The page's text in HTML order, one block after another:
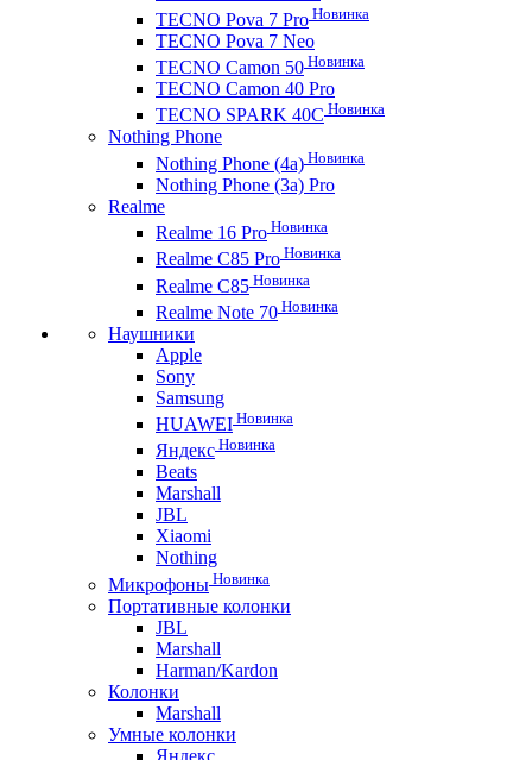
TECNO Pova 7 Pro Новинка
TECNO Pova 7 Neo
TECNO Camon 50 Новинка
TECNO Camon 40 Pro
TECNO SPARK 40C Новинка
Nothing Phone
Nothing Phone (4a) Новинка
Nothing Phone (3a) Pro
Realme
Realme 16 Pro Новинка
Realme C85 Pro Новинка
Realme C85 Новинка
Realme Note 70 Новинка
Наушники
Apple
Sony
Samsung
HUAWEI Новинка
Яндекс Новинка
Beats
Marshall
JBL
Xiaomi
Nothing
Микрофоны Новинка
Портативные колонки
JBL
Marshall
Harman/Kardon
Колонки
Marshall
Умные колонки
Яндекс